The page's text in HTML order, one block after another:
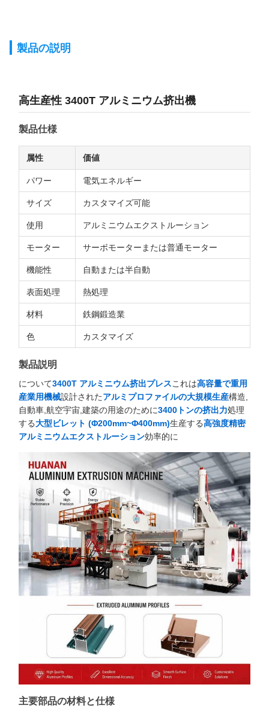
製品の説明
高生産性 3400T アルミニウム挤出機
製品仕様
属性 価値
パワー 電気エネルギー
サイズ カスタマイズ可能
使用 アルミニウムエクストルーション
モーター サーボモーターまたは普通モーター
機能性 自動または半自動
表面処理 熱処理
材料 鉄鋼鍛造業
色 カスタマイズ
製品説明
について3400T アルミニウム挤出プレスこれは高容量で重用
産業用機械設計されたアルミプロファイルの大規模生産構造,
自動車,航空宇宙,建築の用途のために3400トンの挤出力処理
する大型ビレット (Φ200mm~Φ400mm)生産する高強度精密
アルミニウムエクストルーション効率的に
主要部品の材料と仕様